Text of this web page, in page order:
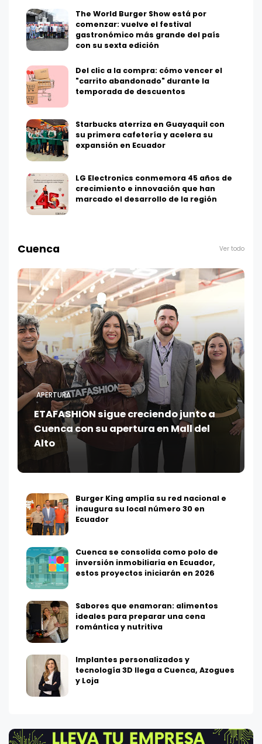
The World Burger Show está por
comenzar: vuelve el festival
gastronómico más grande del país
con su sexta edición
Del clic a la compra: cómo vencer el
"carrito abandonado" durante la
temporada de descuentos
Starbucks aterriza en Guayaquil con
su primera cafetería y acelera su
expansión en Ecuador
LG Electronics conmemora 45 años de
crecimiento e innovación que han
marcado el desarrollo de la región
Cuenca Ver todo
APERTURA
ETAFASHION sigue creciendo junto a
Cuenca con su apertura en Mall del
Alto
Burger King amplía su red nacional e
inaugura su local número 30 en
Ecuador
Cuenca se consolida como polo de
inversión inmobiliaria en Ecuador,
estos proyectos iniciarán en 2026
Sabores que enamoran: alimentos
ideales para preparar una cena
romántica y nutritiva
Implantes personalizados y
tecnología 3D llega a Cuenca, Azogues
y Loja